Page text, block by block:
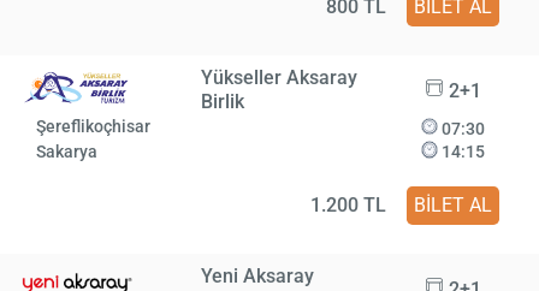
800 TL BİLET AL
Yükseller Aksaray
Birlik
2+1
Şereflikoçhisar
Sakarya
07:30
14:15
1.200 TL BİLET AL
Yeni Aksaray